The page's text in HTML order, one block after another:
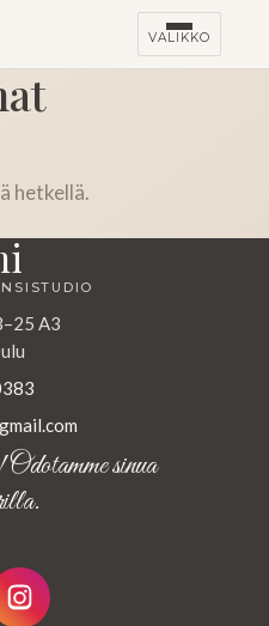
VALIKKO
hetkellä.
A3
sinua